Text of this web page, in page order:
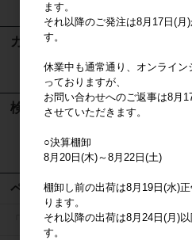
カート
カートは
検索
ページメニュー
「掛け払い決済」のご案内
ます。
それ以降のご発注は8月17日(月
す。
休業中も通常通り、オンライ
っておりますが、
お問い合わせへのご返事は8月
させていただきます。
○決算棚卸
8月20日(木)～8月22日(土)
棚卸し前の出荷は8月19日(水)
ります。
それ以降の出荷は8月24日(月)
す。